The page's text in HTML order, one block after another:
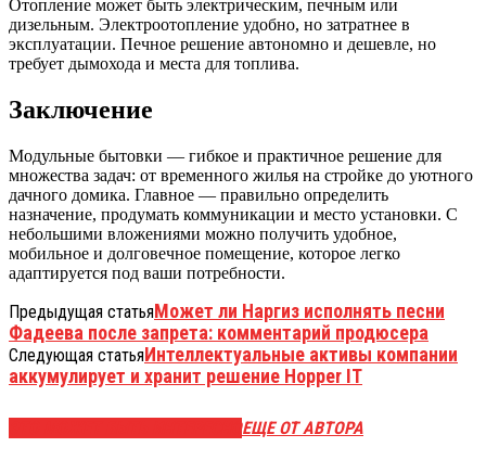
Отопление может быть электрическим, печным или
дизельным. Электроотопление удобно, но затратнее в
эксплуатации. Печное решение автономно и дешевле, но
требует дымохода и места для топлива.
Заключение
Модульные бытовки — гибкое и практичное решение для
множества задач: от временного жилья на стройке до уютного
дачного домика. Главное — правильно определить
назначение, продумать коммуникации и место установки. С
небольшими вложениями можно получить удобное,
мобильное и долговечное помещение, которое легко
адаптируется под ваши потребности.
Предыдущая статьяМожет ли Наргиз исполнять песни
Фадеева после запрета: комментарий продюсера
Следующая статьяИнтеллектуальные активы компании
аккумулирует и хранит решение Hopper IT
ЕЩЕ ОТ АВТОРА